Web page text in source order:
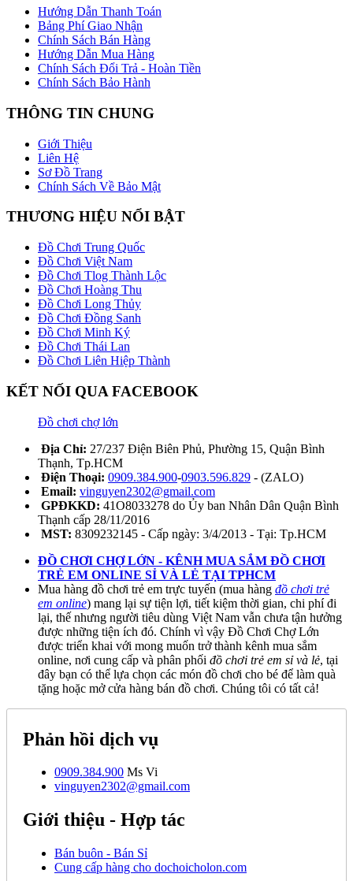
Hướng Dẫn Thanh Toán
Bảng Phí Giao Nhận
Chính Sách Bán Hàng
Hướng Dẫn Mua Hàng
Chính Sách Đổi Trả - Hoàn Tiền
Chính Sách Bảo Hành
THÔNG TIN CHUNG
Giới Thiệu
Liên Hệ
Sơ Đồ Trang
Chính Sách Về Bảo Mật
THƯƠNG HIỆU NỔI BẬT
Đồ Chơi Trung Quốc
Đồ Chơi Việt Nam
Đồ Chơi Tlog Thành Lộc
Đồ Chơi Hoàng Thu
Đồ Chơi Long Thủy
Đồ Chơi Đồng Sanh
Đồ Chơi Minh Ký
Đồ Chơi Thái Lan
Đồ Chơi Liên Hiệp Thành
KẾT NỐI QUA FACEBOOK
Đồ chơi chợ lớn
Địa Chỉ: 27/237 Điện Biên Phủ, Phường 15, Quận Bình
Thạnh, Tp.HCM
Điện Thoại: 0909.384.900-0903.596.829 - (ZALO)
Email: vinguyen2302@gmail.com
GPĐKKD: 41O8033278 do Ủy ban Nhân Dân Quận Bình
Thạnh cấp 28/11/2016
MST: 8309232145 - Cấp ngày: 3/4/2013 - Tại: Tp.HCM
ĐỒ CHƠI CHỢ LỚN - KÊNH MUA SẮM ĐỒ CHƠI
TRẺ EM ONLINE SỈ VÀ LẺ TẠI TPHCM
Mua hàng đồ chơi trẻ em trực tuyến (mua hàng đồ chơi trẻ
em online) mang lại sự tiện lợi, tiết kiệm thời gian, chi phí đi
lại, thế nhưng người tiêu dùng Việt Nam vẫn chưa tận hưởng
được những tiện ích đó. Chính vì vậy Đồ Chơi Chợ Lớn
được triển khai với mong muốn trở thành kênh mua sắm
online, nơi cung cấp và phân phối đồ chơi trẻ em sỉ và lẻ, tại
đây bạn có thể lựa chọn các món đồ chơi cho bé để làm quà
tặng hoặc mở cửa hàng bán đồ chơi. Chúng tôi có tất cả!
Phản hồi dịch vụ
0909.384.900 Ms Vi
vinguyen2302@gmail.com
Giới thiệu - Hợp tác
Bán buôn - Bán Sỉ
Cung cấp hàng cho dochoicholon.com